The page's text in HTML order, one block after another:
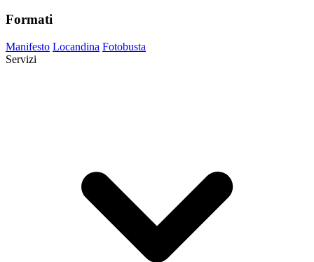
Formati
Manifesto Locandina Fotobusta
Servizi